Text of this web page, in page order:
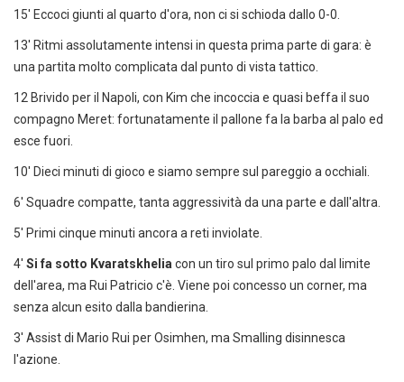
15' Eccoci giunti al quarto d'ora, non ci si schioda dallo 0-0.
13' Ritmi assolutamente intensi in questa prima parte di gara: è
una partita molto complicata dal punto di vista tattico.
12 Brivido per il Napoli, con Kim che incoccia e quasi beffa il suo
compagno Meret: fortunatamente il pallone fa la barba al palo ed
esce fuori.
10' Dieci minuti di gioco e siamo sempre sul pareggio a occhiali.
6' Squadre compatte, tanta aggressività da una parte e dall'altra.
5' Primi cinque minuti ancora a reti inviolate.
4' Si fa sotto Kvaratskheliacon un tiro sul primo palo dal limite
dell'area, ma Rui Patricio c'è. Viene poi concesso un corner, ma
senza alcun esito dalla bandierina.
3' Assist di Mario Rui per Osimhen, ma Smalling disinnesca
l'azione.